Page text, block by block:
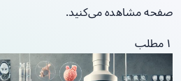
صفحه مشاهده می‌کنید.
۱ مطلب